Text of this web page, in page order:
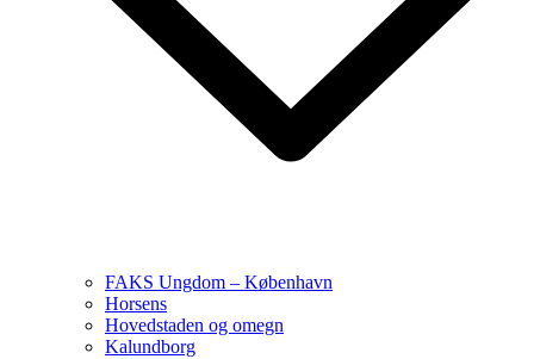
FAKS Ungdom – København
Horsens
Hovedstaden og omegn
Kalundborg